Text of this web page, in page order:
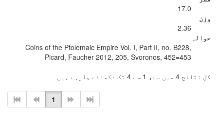
17.0
وزن
2.36
حوالہ
Coins of the Ptolemaic Empire Vol. I, Part II, no. B228,
Picard, Faucher 2012, 205, Svoronos, 452=453
کل نتائج 4 میں سے، 1 سے 4 تک دکھائے جارہے ہیں
1